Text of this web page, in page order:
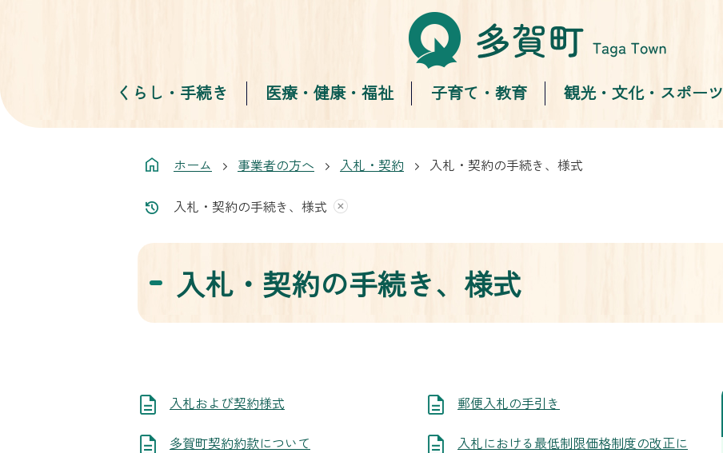
くらし・手続き 医療・健康・福祉 子育て・教育 観光・文化・スポーツ
ホーム 事業者の方へ 入札・契約 入札・契約の手続き、様式
入札・契約の手続き、様式
入札・契約の手続き、様式
入札および契約様式 郵便入札の手引き
多賀町契約約款について
入札における最低制限価格制度の改正に